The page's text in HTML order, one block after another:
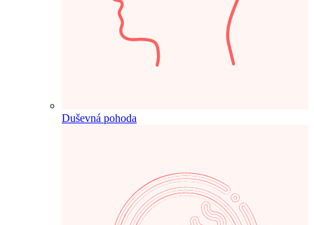
Duševná pohoda